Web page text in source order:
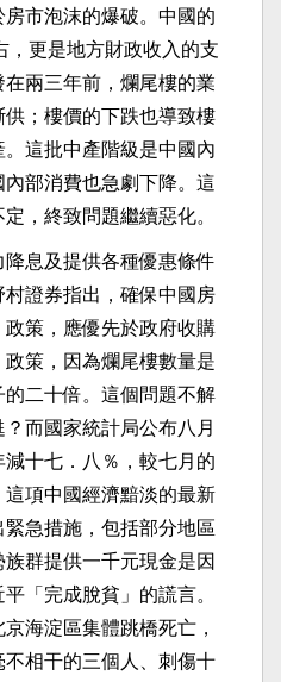
市泡沫的爆破。中國的
，更是地方財政收入的支
兩三年前，爛尾樓的業
；樓價的下跌也導致樓
這批中產階級是中國內
部消費也急劇下降。這
，終致問題繼續惡化。
息及提供各種優惠條件
證券指出，確保中國房
策，應優先於政府收購
策，因為爛尾樓數量是
的二十倍。這個問題不解
而國家統計局公布八月
十七．八％，較七月的
項中國經濟黯淡的最新
急措施，包括部分地區
群提供一千元現金是因
「完成脫貧」的謊言。
海淀區集體跳橋死亡，
不相干的三個人、刺傷十